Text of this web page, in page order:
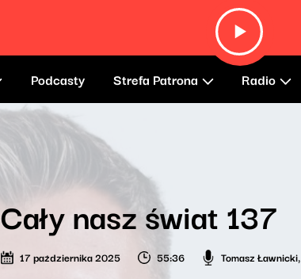
Podcasty Strefa Patrona Radio
Cały nasz świat 137
17 października 2025 55:36 Tomasz Ławnicki,